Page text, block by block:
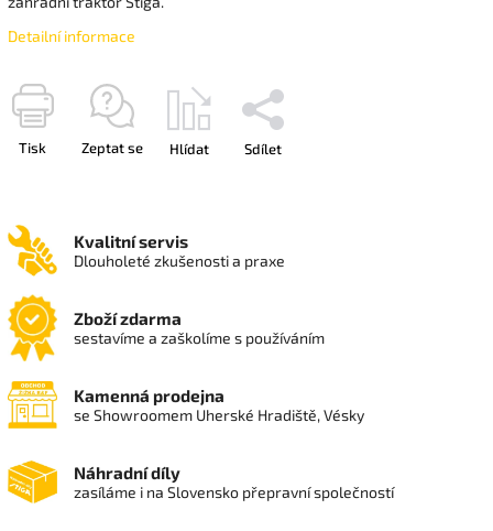
Detailní informace
Tisk Zeptat se Hlídat Sdílet
Kvalitní servis
Dlouholeté zkušenosti a praxe
Zboží zdarma
sestavíme a zaškolíme s používáním
Kamenná prodejna
se Showroomem Uherské Hradiště, Vésky
Náhradní díly
zasíláme i na Slovensko přepravní společností